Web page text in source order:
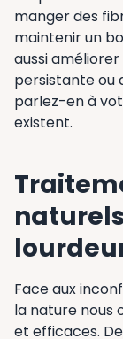
manger des
maintenir un
aussi
persistante ou
parlez-en à
existent.
Face aux
la nature nous
et efficaces.